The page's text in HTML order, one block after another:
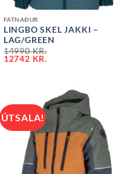
FATNAÐUR
LINGBO SKEL JAKKI –
LAG/GREEN
14990KR.
12742 KR.
ÚTSALA!